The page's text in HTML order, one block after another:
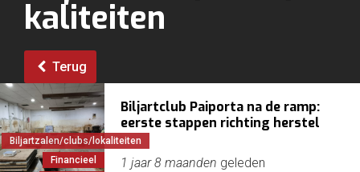
kaliteiten
Terug
Biljartzalen/clubs/lokaliteiten
Financieel
Biljartclub Paiporta na de ramp:
eerste stappen richting herstel
1 jaar 8 maanden geleden